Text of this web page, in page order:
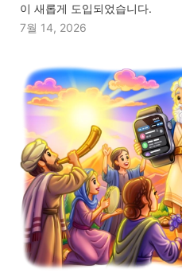
이 새롭게 도입되었습니다.
7월 14, 2026